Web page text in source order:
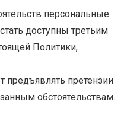
персональные
стать доступны третьим
Политики,
предъявлять претензии
обстоятельствам.